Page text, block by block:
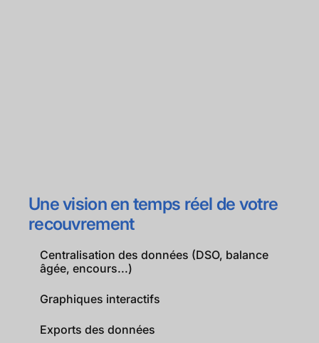
Une vision en temps réel de votre
recouvrement
Centralisation des données (DSO, balance
âgée, encours...)
Graphiques interactifs
Exports des données